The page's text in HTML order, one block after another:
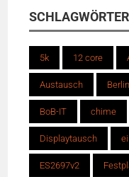
SCHLAGWÖRTER
5k 12 core
Austausch Berlin
BoB-IT chime
Displaytausch
ES2697v2